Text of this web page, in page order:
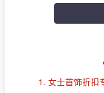
1. 女士首饰折扣